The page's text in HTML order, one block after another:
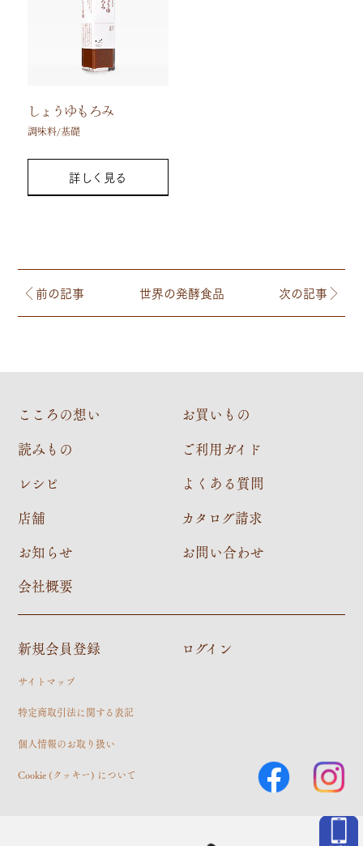
しょうゆもろみ
調味料/基礎
詳しく見る
前の記事 世界の発酵食品 次の記事
こころの想い
読みもの
レシピ
店舗
お知らせ
会社概要
お買いもの
ご利用ガイド
よくある質問
カタログ請求
お問い合わせ
新規会員登録 ログイン
サイトマップ
特定商取引法に関する表記
個人情報のお取り扱い
Cookie (クッキー) について